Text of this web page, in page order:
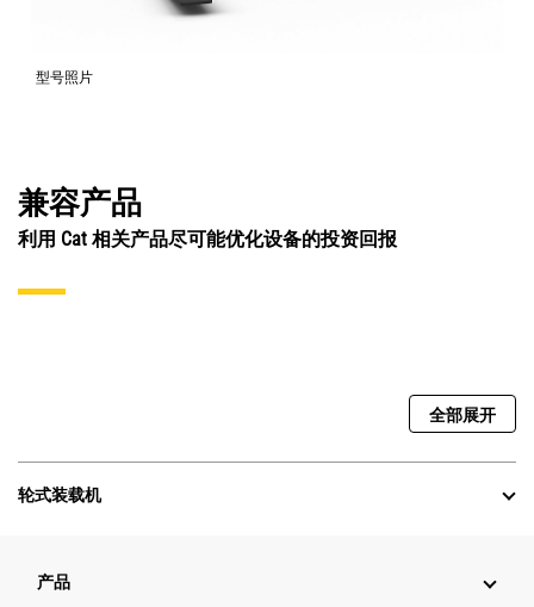
型号照片
兼容产品
利用 Cat 相关产品尽可能优化设备的投资回报
全部展开
轮式装载机
产品